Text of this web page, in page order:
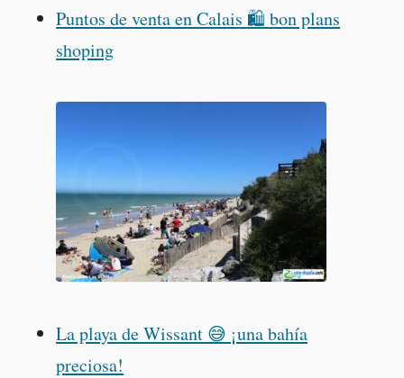
Puntos de venta en Calais 🛍️ bon plans
shoping
La playa de Wissant 😅 ¡una bahía
preciosa!